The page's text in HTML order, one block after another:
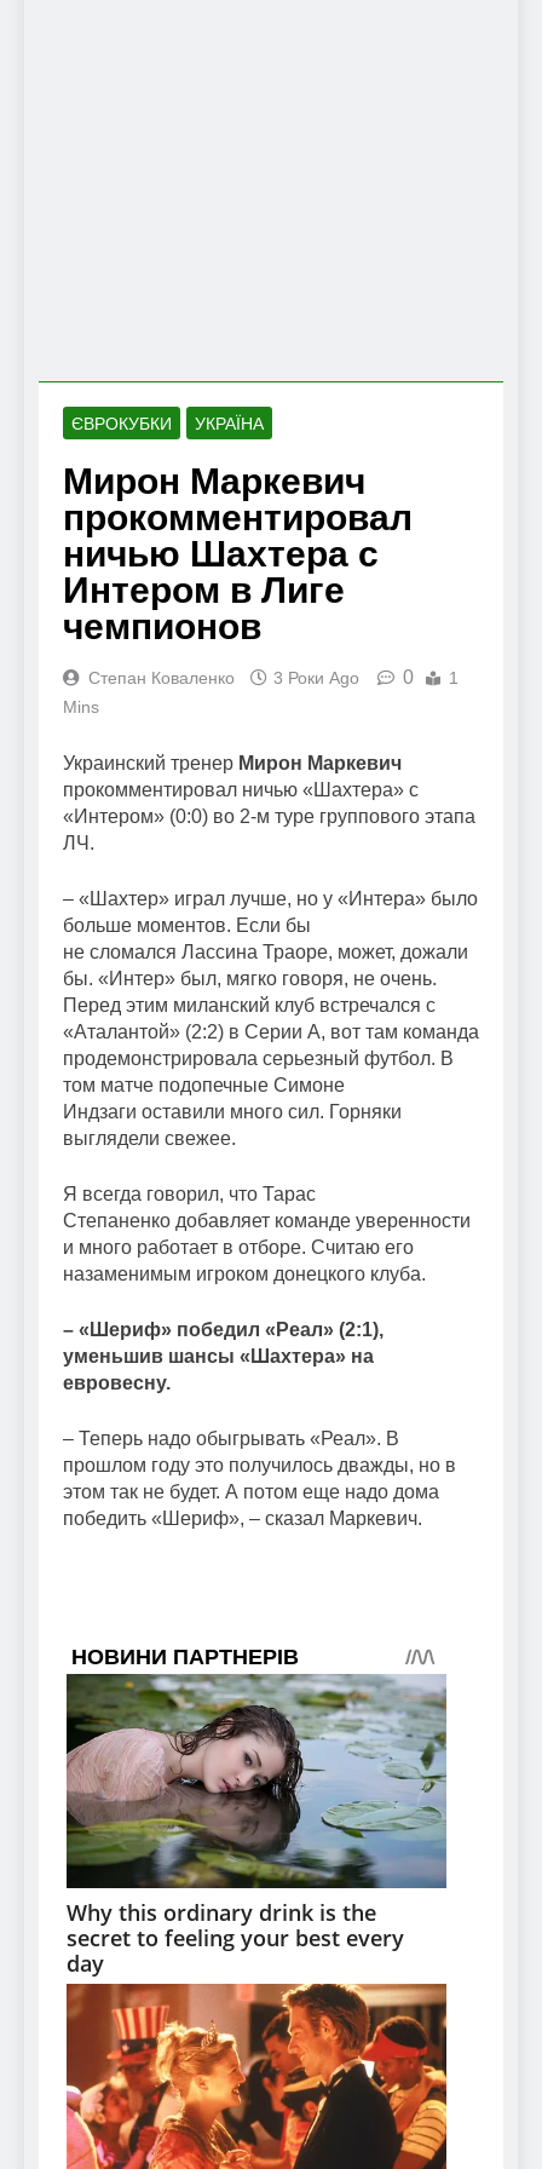
ЄВРОКУБКИ УКРАЇНА
Мирон Маркевич
прокомментировал
ничью Шахтера с
Интером в Лиге
чемпионов
Степан Коваленко 3 Роки Ago 0
1
Mins
Украинский тренер Мирон Маркевич
прокомментировал ничью «Шахтера» с
«Интером» (0:0) во 2-м туре группового этапа
ЛЧ.
– «Шахтер» играл лучше, но у «Интера» было
больше моментов. Если бы
не сломался Лассина Траоре, может, дожали
бы. «Интер» был, мягко говоря, не очень.
Перед этим миланский клуб встречался с
«Аталантой» (2:2) в Серии А, вот там команда
продемонстрировала серьезный футбол. В
том матче подопечные Симоне
Индзаги оставили много сил. Горняки
выглядели свежее.
Я всегда говорил, что Тарас
Степаненко добавляет команде уверенности
и много работает в отборе. Считаю его
назаменимым игроком донецкого клуба.
– «Шериф» победил «Реал» (2:1),
уменьшив шансы «Шахтера» на
евровесну.
– Теперь надо обыгрывать «Реал». В
прошлом году это получилось дважды, но в
этом так не будет. А потом еще надо дома
победить «Шериф», – сказал Маркевич.